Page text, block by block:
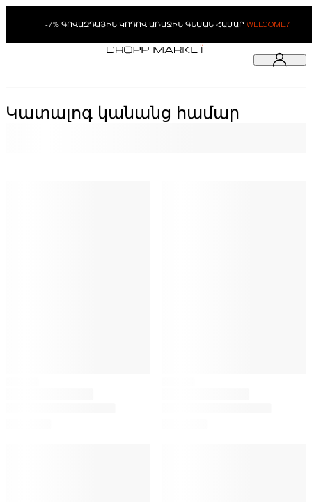
-7% ԳՈՎԱԶԴԱՅԻՆ ԿՈԴՈՎ ԱՌԱՋԻՆ ԳՆՄԱՆ ՀԱՄԱՐ WELCOME7
Կատալոգ կանանց համար